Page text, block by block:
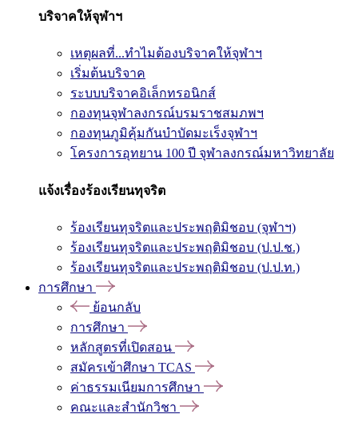
บริจาคให้จุฬาฯ
เหตุผลที่...ทำไมต้องบริจาคให้จุฬาฯ
เริ่มต้นบริจาค
ระบบบริจาคอิเล็กทรอนิกส์
กองทุนจุฬาลงกรณ์บรมราชสมภพฯ
กองทุนภูมิคุ้มกันบำบัดมะเร็งจุฬาฯ
โครงการอุทยาน 100 ปี จุฬาลงกรณ์มหาวิทยาลัย
แจ้งเรื่องร้องเรียนทุจริต
ร้องเรียนทุจริตและประพฤติมิชอบ (จุฬาฯ)
ร้องเรียนทุจริตและประพฤติมิชอบ (ป.ป.ช.)
ร้องเรียนทุจริตและประพฤติมิชอบ (ป.ป.ท.)
การศึกษา
ย้อนกลับ
การศึกษา
หลักสูตรที่เปิดสอน
สมัครเข้าศึกษา TCAS
ค่าธรรมเนียมการศึกษา
คณะและสำนักวิชา